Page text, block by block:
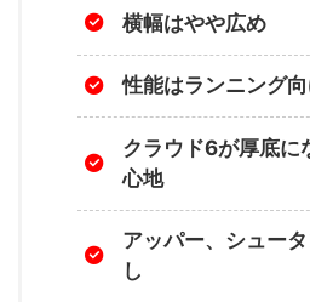
横幅はやや広め
性能はランニング
クラウド6が厚底に
心地
アッパー、シュー
し